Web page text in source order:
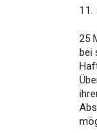
11.
25
bei